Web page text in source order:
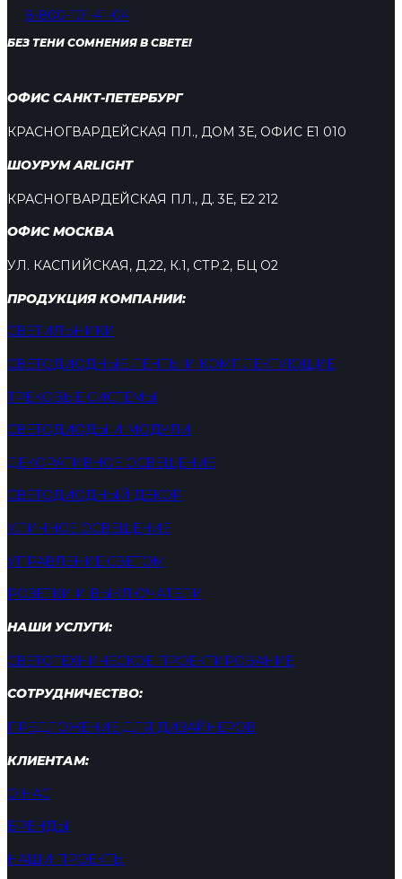
8-800-101-41-04
БЕЗ ТЕНИ СОМНЕНИЯ В СВЕТЕ!
ОФИС САНКТ-ПЕТЕРБУРГ
КРАСНОГВАРДЕЙСКАЯ ПЛ., ДОМ 3Е, ОФИС Е1 010
ШОУРУМ ARLIGHT
КРАСНОГВАРДЕЙСКАЯ ПЛ., Д. 3Е, Е2 212
ОФИС МОСКВА
УЛ. КАСПИЙСКАЯ, Д.22, К.1, СТР.2, БЦ О2
ПРОДУКЦИЯ КОМПАНИИ:
СВЕТИЛЬНИКИ
СВЕТОДИОДНЫЕ ЛЕНТЫ И КОМПЛЕКТУЮЩИЕ
ТРЕКОВЫЕ СИСТЕМЫ
СВЕТОДИОДЫ И МОДУЛИ
ДЕКОРАТИВНОЕ ОСВЕЩЕНИЕ
СВЕТОДИОДНЫЙ ДЕКОР
УЛИЧНОЕ ОСВЕЩЕНИЕ
УПРАВЛЕНИЕ СВЕТОМ
РОЗЕТКИ И ВЫКЛЮЧАТЕЛИ
НАШИ УСЛУГИ:
СВЕТОТЕХНИЧЕСКОЕ ПРОЕКТИРОВАНИЕ
СОТРУДНИЧЕСТВО:
ПРЕДЛОЖЕНИЕ ДЛЯ ДИЗАЙНЕРОВ
КЛИЕНТАМ:
О НАС
БРЕНДЫ
НАШИ ПРОЕКТЫ